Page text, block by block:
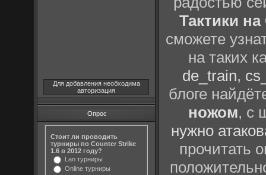
Для добавления необходима
авторизация
Опрос
Стоит ли проводить
турниры по Counter Strike
1.6 в 2012 году?
Lan турниры
Online турниры
Тактики
сможете
на таких
de_train,
блоге
ножом, с
нужно
прочитать